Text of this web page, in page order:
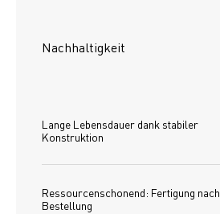
Nachhaltigkeit
Lange Lebensdauer dank stabiler
Konstruktion
Ressourcenschonend: Fertigung nach
Bestellung